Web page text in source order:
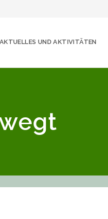
AKTUELLES UND AKTIVITÄTEN